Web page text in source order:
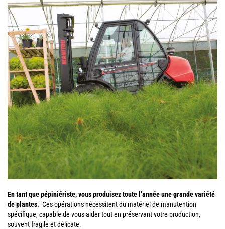
En tant que pépiniériste, vous produisez toute l’année une grande variété
de plantes. Ces opérations nécessitent du matériel de manutention
spécifique, capable de vous aider tout en préservant votre production,
souvent fragile et délicate.